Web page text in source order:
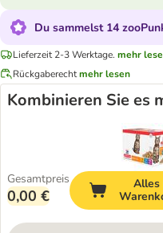
Du sammelst 14
Lieferzeit 2-3 Werktage. mehr
Rückgaberechtmehr lesen
Kombinieren Sie es
Gesamtpreis
0,00 €
Alles